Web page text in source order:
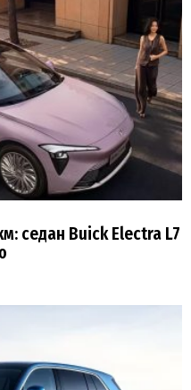
седан Buick Electra L7